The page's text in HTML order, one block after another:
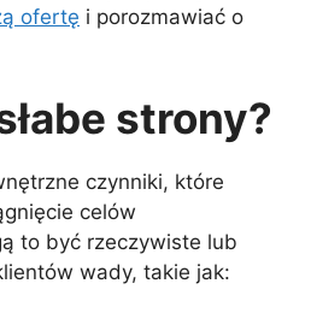
ofertę i porozmawiać o
strony?
czynniki, które
celów
to być rzeczywiste lub
wady, takie jak: